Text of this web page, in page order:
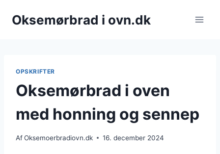
Oksemørbrad i ovn.dk
OPSKRIFTER
Oksemørbrad i oven
med honning og sennep
AfOksemoerbradiovn.dk 16. december 2024